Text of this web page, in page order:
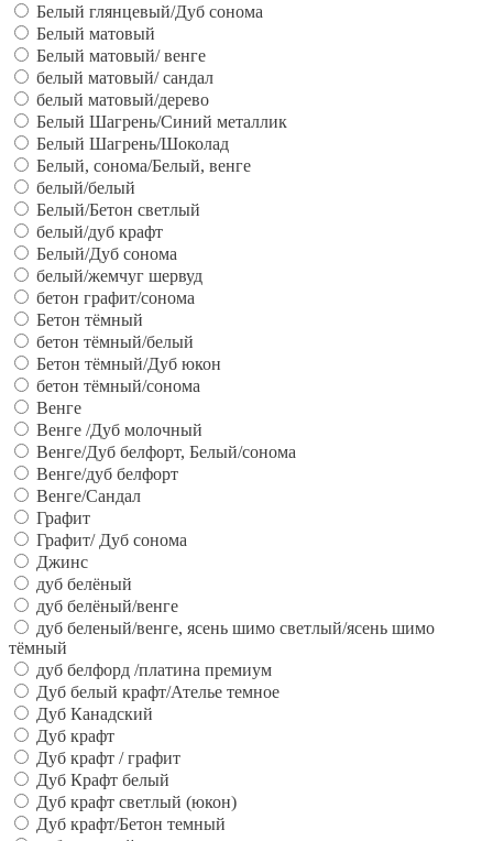
Белый глянцевый/Дуб сонома
Белый матовый
Белый матовый/ венге
белый матовый/ сандал
белый матовый/дерево
Белый Шагрень/Синий металлик
Белый Шагрень/Шоколад
Белый, сонома/Белый, венге
белый/белый
Белый/Бетон светлый
белый/дуб крафт
Белый/Дуб сонома
белый/жемчуг шервуд
бетон графит/сонома
Бетон тёмный
бетон тёмный/белый
Бетон тёмный/Дуб юкон
бетон тёмный/сонома
Венге
Венге /Дуб молочный
Венге/Дуб белфорт, Белый/сонома
Венге/дуб белфорт
Венге/Сандал
Графит
Графит/ Дуб сонома
Джинс
дуб белёный
дуб белёный/венге
дуб беленый/венге, ясень шимо светлый/ясень шимо
тёмный
дуб белфорд /платина премиум
Дуб белый крафт/Ателье темное
Дуб Канадский
Дуб крафт
Дуб крафт / графит
Дуб Крафт белый
Дуб крафт светлый (юкон)
Дуб крафт/Бетон темный